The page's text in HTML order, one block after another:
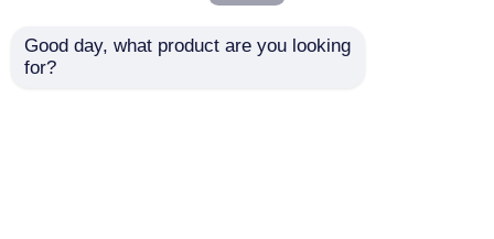
Good day, what product are you looking
for?